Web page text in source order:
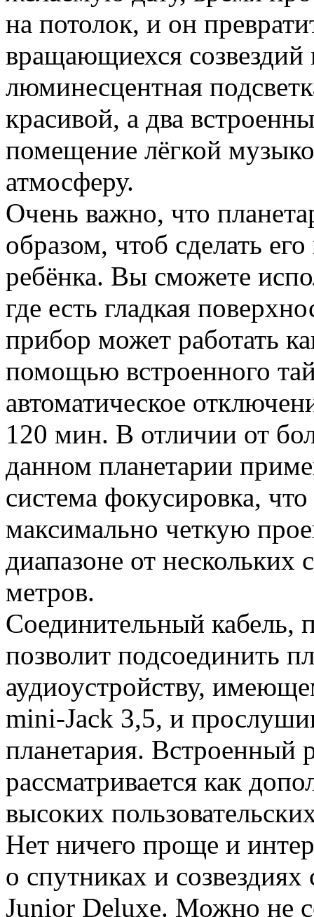
на потолок, и он
вращающиехся
люминесцентная
красивой, а два
помещение лёгкой
атмосферу.
Очень важно, что
образом, чтоб сделать
ребёнка. Вы сможете
где есть гладкая
прибор может работать
помощью встроенного
автоматическое
120 мин. В отличии от
данном планетарии
система фокусировка,
максимально четкую
диапазоне от нескольких
метров.
Соединительный кабель,
позволит подсоединить
аудиоустройству,
mini-Jack 3,5, и
планетария. Встроенный
рассматривается как
высоких
Нет ничего проще и
о спутниках и
Junior Deluxe. Можно не